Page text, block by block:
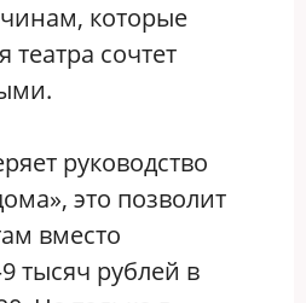
которые
сочтет
руководство
это позволит
вместо
рублей в